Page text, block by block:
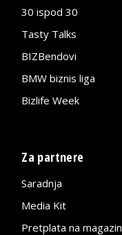
30 ispod 30
Tasty Talks
BIZBendovi
BMW biznis liga
Bizlife Week
Za partnere
Saradnja
Media Kit
Pretplata na magazin